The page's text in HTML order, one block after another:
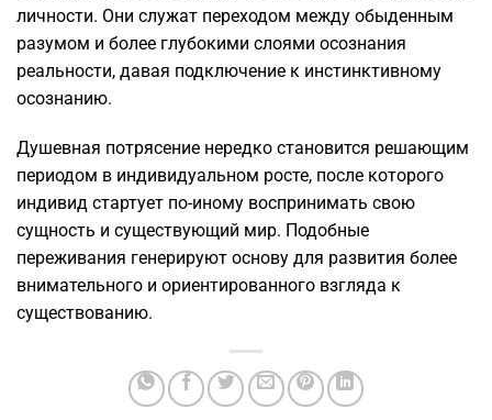
личности. Они служат переходом между обыденным
разумом и более глубокими слоями осознания
реальности, давая подключение к инстинктивному
осознанию.
Душевная потрясение нередко становится решающим
периодом в индивидуальном росте, после которого
индивид стартует по-иному воспринимать свою
сущность и существующий мир. Подобные
переживания генерируют основу для развития более
внимательного и ориентированного взгляда к
существованию.